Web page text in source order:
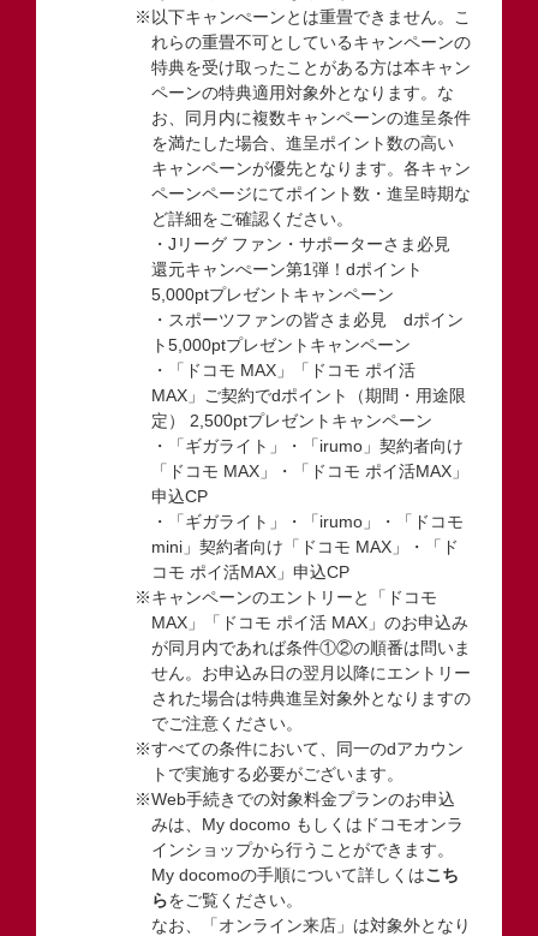
※以下キャンぺーンとは重畳できません。こ
れらの重畳不可としているキャンペーンの
特典を受け取ったことがある方は本キャン
ペーンの特典適用対象外となります。な
お、同月内に複数キャンペーンの進呈条件
を満たした場合、進呈ポイント数の高い
キャンペーンが優先となります。各キャン
ペーンページにてポイント数・進呈時期な
ど詳細をご確認ください。
・Jリーグ ファン・サポーターさま必見
還元キャンぺーン第1弾！dポイント
5,000ptプレゼントキャンペーン
・スポーツファンの皆さま必見 dポイン
ト5,000ptプレゼントキャンペーン
・「ドコモ MAX」「ドコモ ポイ活
MAX」ご契約でdポイント（期間・用途限
定） 2,500ptプレゼントキャンペーン
・「ギガライト」・「irumo」契約者向け
「ドコモ MAX」・「ドコモ ポイ活MAX」
申込CP
・「ギガライト」・「irumo」・「ドコモ
mini」契約者向け「ドコモ MAX」・「ド
コモ ポイ活MAX」申込CP
※キャンペーンのエントリーと「ドコモ
MAX」「ドコモ ポイ活 MAX」のお申込み
が同月内であれば条件①②の順番は問いま
せん。お申込み日の翌月以降にエントリー
された場合は特典進呈対象外となりますの
でご注意ください。
※すべての条件において、同一のdアカウン
トで実施する必要がございます。
※Web手続きでの対象料金プランのお申込
みは、My docomo もしくはドコモオンラ
インショップから行うことができます。
My docomoの手順について詳しくはこち
らをご覧ください。
なお、「オンライン来店」は対象外となり